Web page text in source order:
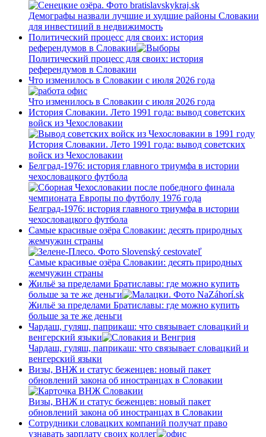
Демографы назвали лучшие и худшие районы Словакии
для инвестиций в недвижимость
Политический процесс для своих: история
референдумов в Словакии
Политический процесс для своих: история
референдумов в Словакии
Что изменилось в Словакии с июля 2026 года
Что изменилось в Словакии с июля 2026 года
История Словакии. Лето 1991 года: вывод советских
войск из Чехословакии
История Словакии. Лето 1991 года: вывод советских
войск из Чехословакии
Белград-1976: история главного триумфа в истории
чехословацкого футбола
Белград-1976: история главного триумфа в истории
чехословацкого футбола
Самые красивые озёра Словакии: десять природных
жемчужин страны
Самые красивые озёра Словакии: десять природных
жемчужин страны
Жильё за пределами Братиславы: где можно купить
больше за те же деньги
Жильё за пределами Братиславы: где можно купить
больше за те же деньги
Чардаш, гуляш, паприкаш: что связывает словацкий и
венгерский языки
Чардаш, гуляш, паприкаш: что связывает словацкий и
венгерский языки
Визы, ВНЖ и статус беженцев: новый пакет
обновлений закона об иностранцах в Словакии
Визы, ВНЖ и статус беженцев: новый пакет
обновлений закона об иностранцах в Словакии
Сотрудники словацких компаний получат право
узнавать зарплату своих коллег